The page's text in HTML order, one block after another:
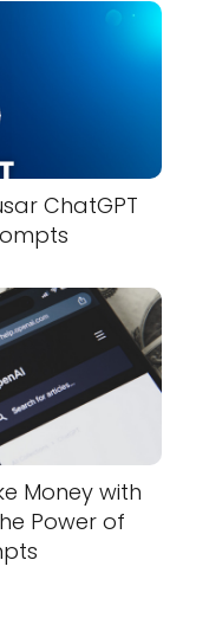
ChatGPT
Money with
Power of